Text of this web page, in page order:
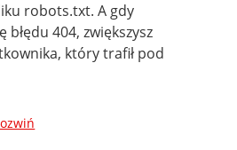
robots.txt. A gdy
błędu 404, zwiększysz
który trafił pod